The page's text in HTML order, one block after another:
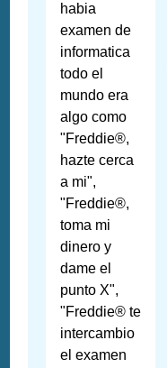
habia
examen de
informatica
todo el
mundo era
algo como
"Freddie®,
hazte cerca
a mi",
"Freddie®,
toma mi
dinero y
dame el
punto X",
"Freddie® te
intercambio
el examen